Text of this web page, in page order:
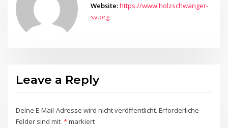
Website:https://www.holzschwanger-
sv.org
Leave a Reply
Deine E-Mail-Adresse wird nicht veröffentlicht. Erforderliche
Felder sind mit *markiert